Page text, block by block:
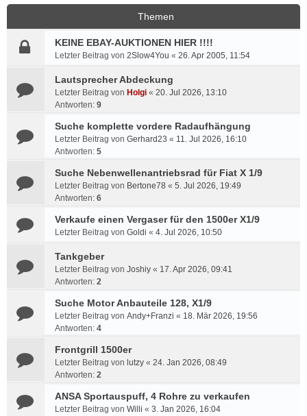
Themen
KEINE EBAY-AUKTIONEN HIER !!!!
Letzter Beitrag von 2Slow4You « 26. Apr 2005, 11:54
Lautsprecher Abdeckung
Letzter Beitrag von Holgi « 20. Jul 2026, 13:10
Antworten: 9
Suche komplette vordere Radaufhängung
Letzter Beitrag von Gerhard23 « 11. Jul 2026, 16:10
Antworten: 5
Suche Nebenwellenantriebsrad für Fiat X 1/9
Letzter Beitrag von Bertone78 « 5. Jul 2026, 19:49
Antworten: 6
Verkaufe einen Vergaser für den 1500er X1/9
Letzter Beitrag von Goldi « 4. Jul 2026, 10:50
Tankgeber
Letzter Beitrag von Joshiy « 17. Apr 2026, 09:41
Antworten: 2
Suche Motor Anbauteile 128, X1/9
Letzter Beitrag von Andy+Franzi « 18. Mär 2026, 19:56
Antworten: 4
Frontgrill 1500er
Letzter Beitrag von lutzy « 24. Jan 2026, 08:49
Antworten: 2
ANSA Sportauspuff, 4 Rohre zu verkaufen
Letzter Beitrag von Willi « 3. Jan 2026, 16:04